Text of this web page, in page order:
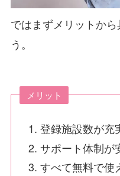
ではまずメリットか
う。
メリット
登録施設数が充
サポート体制が
すべて無料で使